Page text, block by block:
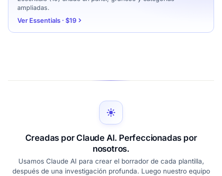
ampliadas.
Ver Essentials · $19
Creadas por Claude AI. Perfeccionadas por
nosotros.
Usamos Claude AI para crear el borrador de cada plantilla,
después de una investigación profunda. Luego nuestro equipo